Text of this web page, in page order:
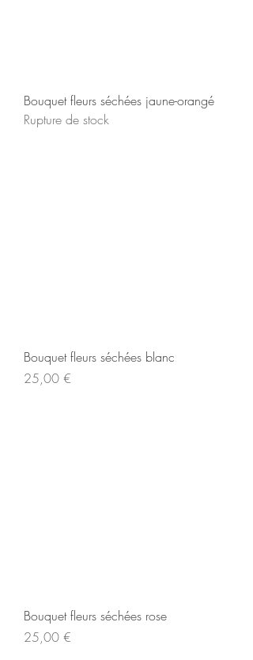
Bouquet fleurs séchées jaune-orangé
Rupture de stock
Bouquet fleurs séchées blanc
Prix
25,00 €
Bouquet fleurs séchées rose
Prix
25,00 €